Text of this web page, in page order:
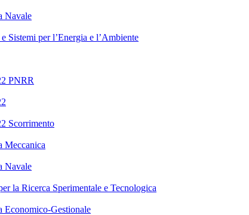
Navale
Sistemi per l’Energia e l’Ambiente
PNRR
Scorrimento
Meccanica
Navale
la Ricerca Sperimentale e Tecnologica
Economico-Gestionale